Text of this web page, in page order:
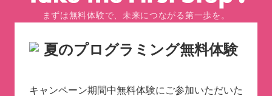
まずは無料体験で、未来につながる第一歩を。
キャンペーン期間中無料体験にご参加いただいた